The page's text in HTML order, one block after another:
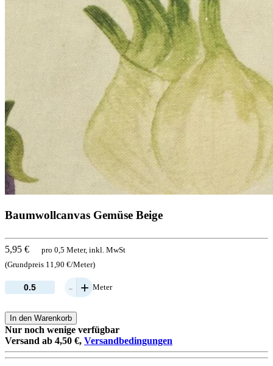
Baumwollcanvas Gemüse Beige
5,95 €
pro 0,5 Meter, inkl. MwSt
(Grundpreis 11,90 €/Meter)
- + Meter
In den Warenkorb
Nur noch wenige verfügbar
Versand ab 4,50 €, Versandbedingungen